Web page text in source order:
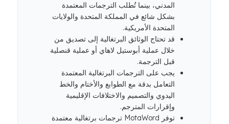
المدني، بينما تُطلب الترجمات المعتمدة
بشكل شائع في المملكة المتحدة والولايات
المتحدة الأمريكية.
قد تحتاج الوثائق البرتغالية إلى تصديق من
خلال عملية أبوستيل لاهاي أو عملية قنصلية
قبل الترجمة.
يجب على الترجمات البرتغالية المعتمدة
التعامل بدقة مع الطوابع والأختام والخط
اليدوي والتصميم والاختلافات الإقليمية
وإقرارات المترجم.
توفر MotaWord ترجمات برتغالية معتمدة